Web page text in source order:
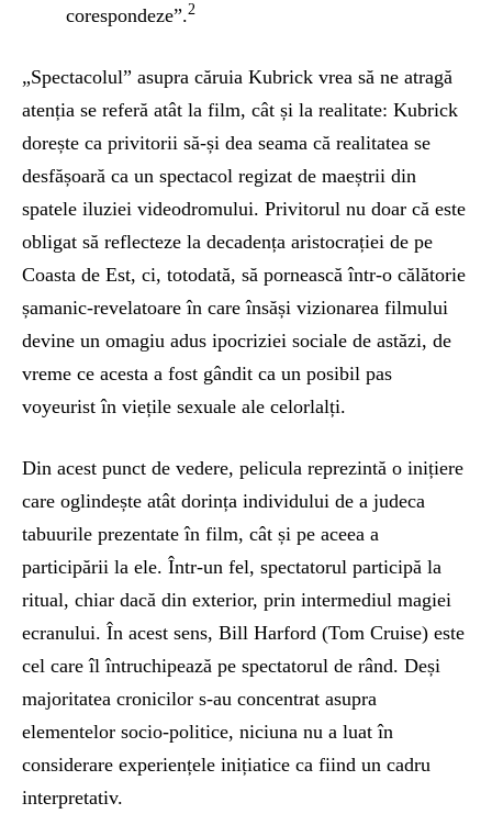
corespondeze”.2
„Spectacolul” asupra căruia Kubrick vrea să ne atragă
atenția se referă atât la film, cât și la realitate: Kubrick
dorește ca privitorii să-și dea seama că realitatea se
desfășoară ca un spectacol regizat de maeștrii din
spatele iluziei videodromului. Privitorul nu doar că este
obligat să reflecteze la decadența aristocrației de pe
Coasta de Est, ci, totodată, să pornească într-o călătorie
șamanic-revelatoare în care însăși vizionarea filmului
devine un omagiu adus ipocriziei sociale de astăzi, de
vreme ce acesta a fost gândit ca un posibil pas
voyeurist în viețile sexuale ale celorlalți.
Din acest punct de vedere, pelicula reprezintă o inițiere
care oglindește atât dorința individului de a judeca
tabuurile prezentate în film, cât și pe aceea a
participării la ele. Într-un fel, spectatorul participă la
ritual, chiar dacă din exterior, prin intermediul magiei
ecranului. În acest sens, Bill Harford (Tom Cruise) este
cel care îl întruchipează pe spectatorul de rând. Deși
majoritatea cronicilor s-au concentrat asupra
elementelor socio-politice, niciuna nu a luat în
considerare experiențele inițiatice ca fiind un cadru
interpretativ.